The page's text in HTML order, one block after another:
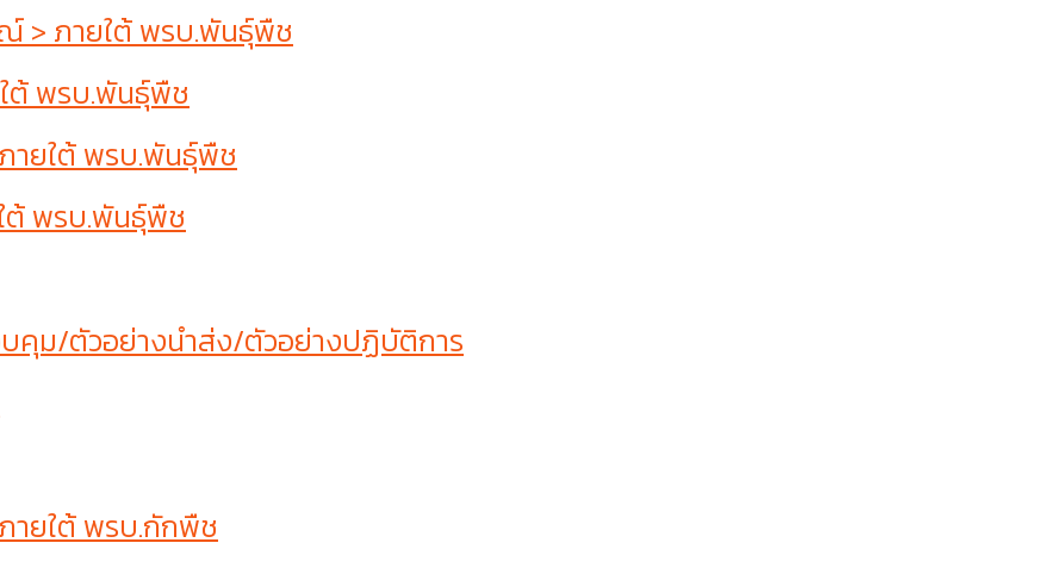
> ภายใต้ พรบ.พันธุ์พืช
ต้ พรบ.พันธุ์พืช
ายใต้ พรบ.พันธุ์พืช
ต้ พรบ.พันธุ์พืช
ม/ตัวอย่างนำส่ง/ตัวอย่างปฏิบัติการ
ายใต้ พรบ.กักพืช